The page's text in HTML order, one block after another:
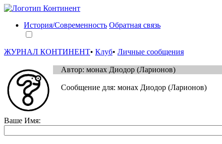
История/Современность Обратная связь
ЖУРНАЛ КОНТИНЕНТ• Клуб• Личные сообщения
Автор: монах Диодор (Ларионов)
Сообщениe для: монах Диодор (Ларионов)
Ваше Имя: